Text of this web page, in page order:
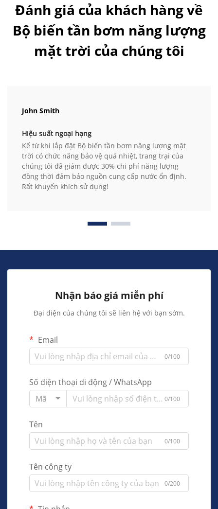
Đánh giá của khách hàng về
Bộ biến tần bơm năng lượng
mặt trời của chúng tôi
John Smith
Hiệu suất ngoại hạng
Kể từ khi lắp đặt Bộ biến tần bơm năng lượng mặt
trời có chức năng bảo vệ quá nhiệt, trang trại của
chúng tôi đã giảm được 30% chi phí năng lượng
đồng thời đảm bảo nguồn cung cấp nước ổn định.
Rất khuyến khích sử dụng!
Nhận báo giá miễn phí
Đại diện của chúng tôi sẽ liên hệ với bạn sớm.
Email
0/100
Số điện thoại di động / WhatsApp
Mã
0/100
Tên
0/100
Tên công ty
0/200